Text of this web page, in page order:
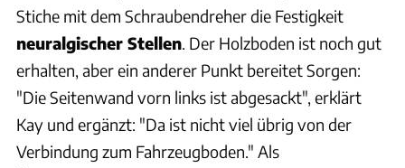
Stiche mit dem Schraubendreher die Festigkeit
neuralgischer Stellen. Der Holzboden ist noch gut
erhalten, aber ein anderer Punkt bereitet Sorgen:
"Die Seitenwand vorn links ist abgesackt", erklärt
Kay und ergänzt: "Da ist nicht viel übrig von der
Verbindung zum Fahrzeugboden." Als